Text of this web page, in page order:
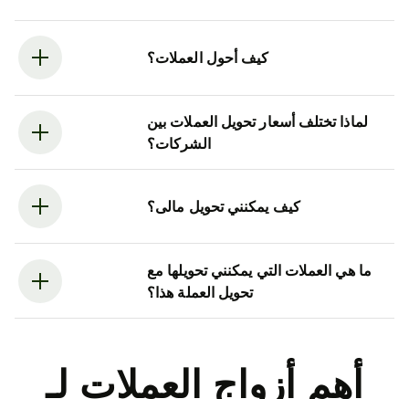
كيف أحول العملات؟
لماذا تختلف أسعار تحويل العملات بين
الشركات؟
كيف يمكنني تحويل مالى؟
ما هي العملات التي يمكنني تحويلها مع
تحويل العملة هذا؟
أهم أزواج العملات لـ